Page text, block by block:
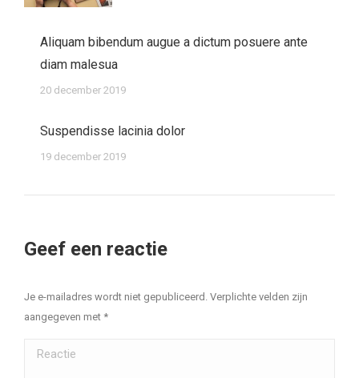
Aliquam bibendum augue a dictum posuere ante
diam malesua
20 december 2019
Suspendisse lacinia dolor
19 december 2019
Geef een reactie
Je e-mailadres wordt niet gepubliceerd. Verplichte velden zijn
aangegeven met *
Reactie